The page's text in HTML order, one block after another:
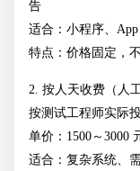
告
适合：小程序、
特点：价格固定，
2. 按人天收费（人
按测试工程师实际
单价：1500～3000
适合：复杂系统、